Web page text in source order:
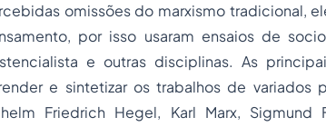
omissões do marxismo tradicional,
por isso usaram ensaios de
e outras disciplinas. As
e sintetizar os trabalhos de variados
Friedrich Hegel, Karl Marx,